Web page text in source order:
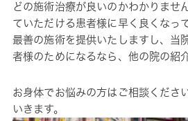
どの施術治療が良いのかわかりませ
ていただける患者様に早く良くなっ
最善の施術を提供いたしますし、当
者様のためになるなら、他の院の紹
お身体でお悩みの方はご相談くださ
いきます。